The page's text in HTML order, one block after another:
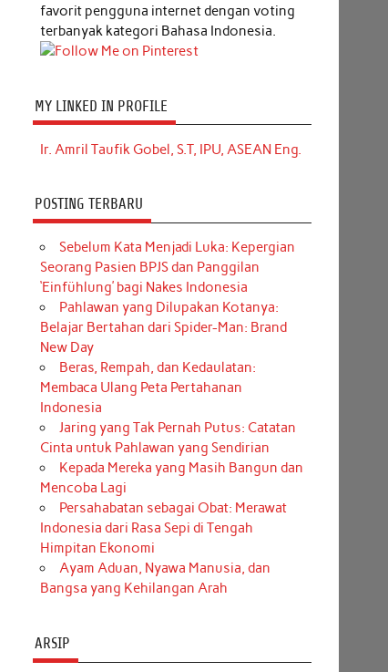
favorit pengguna internet dengan voting
terbanyak kategori Bahasa Indonesia.
MY LINKED IN PROFILE
Ir. Amril Taufik Gobel, S.T, IPU, ASEAN Eng.
POSTING TERBARU
Sebelum Kata Menjadi Luka: Kepergian
Seorang Pasien BPJS dan Panggilan
‘Einfühlung’ bagi Nakes Indonesia
Pahlawan yang Dilupakan Kotanya:
Belajar Bertahan dari Spider-Man: Brand
New Day
Beras, Rempah, dan Kedaulatan:
Membaca Ulang Peta Pertahanan
Indonesia
Jaring yang Tak Pernah Putus: Catatan
Cinta untuk Pahlawan yang Sendirian
Kepada Mereka yang Masih Bangun dan
Mencoba Lagi
Persahabatan sebagai Obat: Merawat
Indonesia dari Rasa Sepi di Tengah
Himpitan Ekonomi
Ayam Aduan, Nyawa Manusia, dan
Bangsa yang Kehilangan Arah
ARSIP